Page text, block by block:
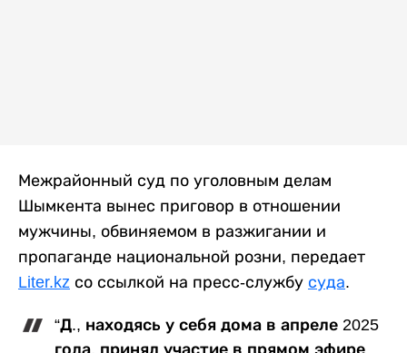
Межрайонный суд по уголовным делам
Шымкента вынес приговор в отношении
мужчины, обвиняемом в разжигании и
пропаганде национальной розни, передает
Liter.kz со ссылкой на пресс-службу суда.
“Д., находясь у себя дома в апреле 2025
года, принял участие в прямом эфире